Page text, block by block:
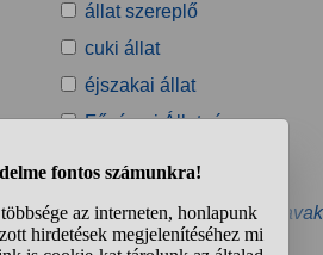
állat szereplő
cuki állat
éjszakai állat
Fővárosi Állat- és
kedvenc állat
» További kapcsolódó kulcsszavak